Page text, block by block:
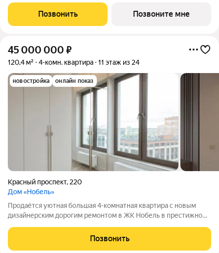
консьержем и мягкой зоной ожидания.
Позвонить Позвоните мне
45 000 000 ₽
120,4 м² 4-комн. квартира 11 этаж из 24
новостройка онлайн показ
Красный проспект, 220
Дом «Нобель»
Продаётся уютная большая 4-комнатная квартира с новым
дизайнерским дорогим ремонтом в ЖК Нобель в престижном
Общая площадь 120,4 м с 3 спальнями, с огромной кухней-
гостиной, двумя санузлами.
Позвонить